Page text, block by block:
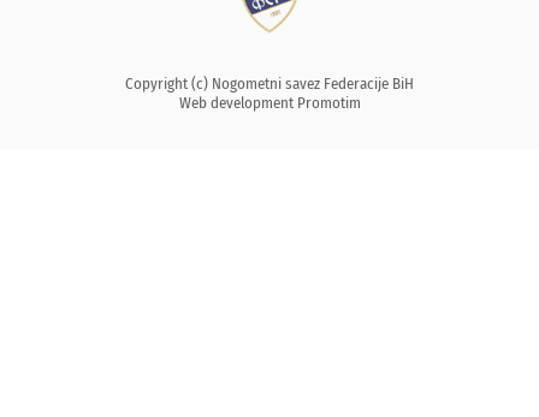
Copyright (c) Nogometni savez Federacije BiH
Web development Promotim